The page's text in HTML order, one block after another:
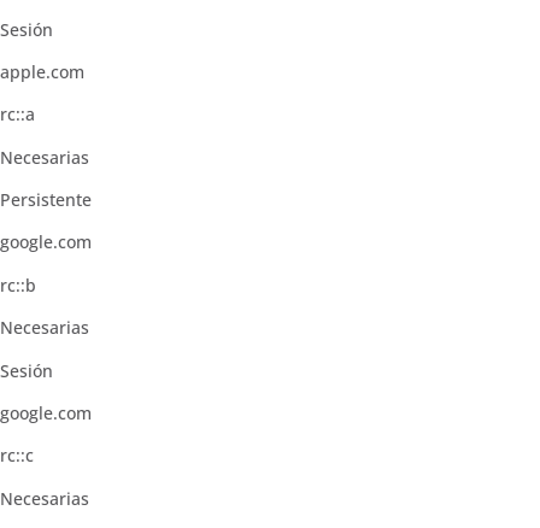
Sesión
apple.com
rc::a
Necesarias
Persistente
google.com
rc::b
Necesarias
Sesión
google.com
rc::c
Necesarias